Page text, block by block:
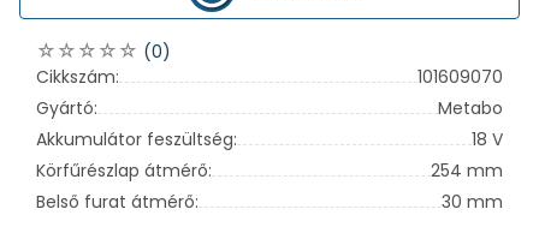
(0)
Cikkszám:
101609070
Gyártó:
Metabo
Akkumulátor feszültség:
18 V
Körfűrészlap átmérő:
254 mm
Belső furat átmérő:
30 mm